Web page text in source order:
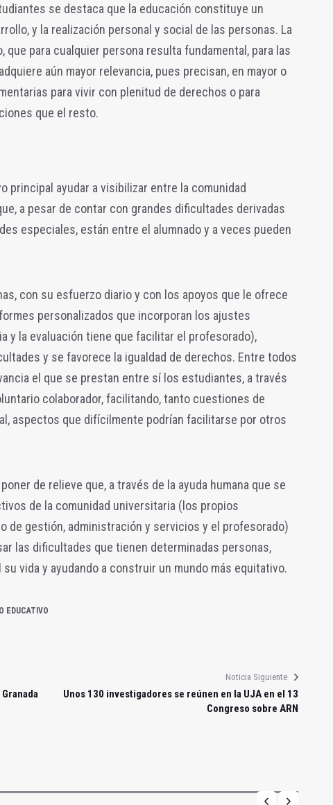
se destaca que la educación constituye un
y la realización personal y social de las personas. La
que para cualquier persona resulta fundamental, para las
aún mayor relevancia, pues precisan, en mayor o
para vivir con plenitud de derechos o para
que el resto.
principal ayudar a visibilizar entre la comunidad
a pesar de contar con grandes dificultades derivadas
especiales, están entre el alumnado y a veces pueden
con su esfuerzo diario y con los apoyos que le ofrece
personalizados que incorporan los ajustes
y la evaluación tiene que facilitar el profesorado),
y se favorece la igualdad de derechos. Entre todos
el que se prestan entre sí los estudiantes, a través
colaborador, facilitando, tanto cuestiones de
aspectos que difícilmente podrían facilitarse por otros
de relieve que, a través de la ayuda humana que se
de la comunidad universitaria (los propios
de gestión, administración y servicios y el profesorado)
las dificultades que tienen determinadas personas,
vida y ayudando a construir un mundo más equitativo.
EDUCATIVO
Noticia Siguiente
Unos 130 investigadores se reúnen en la UJA en el 13
Congreso sobre ARN